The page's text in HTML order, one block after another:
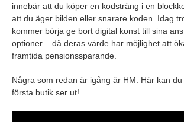
innebär att du köper en kodsträng i en
att du äger bilden eller snarare koden. Idag
kommer börja ge bort digital konst till sina
optioner – då deras värde har möjlighet att
framtida pensionssparande.
Några som redan är igång är HM. Här kan
första butik ser ut!